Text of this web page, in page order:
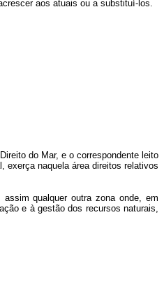
aos atuais ou a substituí-los.
do Mar, e o correspondente leito
exerça naquela área direitos relativos
qualquer outra zona onde, em
e à gestão dos recursos naturais,